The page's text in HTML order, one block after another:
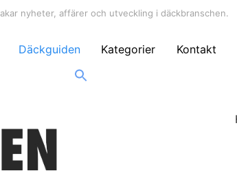
nyheter, affärer och utveckling i däckbranschen.
Däckguiden Kategorier Kontakt